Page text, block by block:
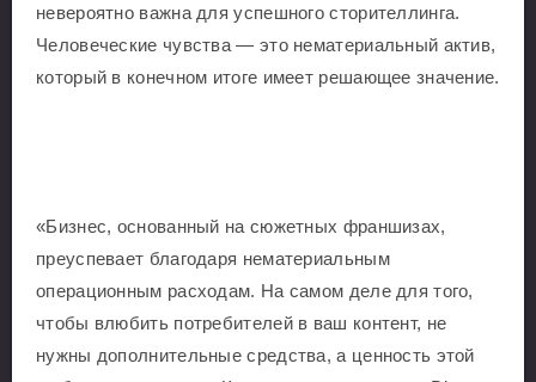
невероятно важна для успешного сторителлинга.
Человеческие чувства — это нематериальный актив,
который в конечном итоге имеет решающее значение.
«Бизнес, основанный на сюжетных франшизах,
преуспевает благодаря нематериальным
операционным расходам. На самом деле для того,
чтобы влюбить потребителей в ваш контент, не
нужны дополнительные средства, а ценность этой